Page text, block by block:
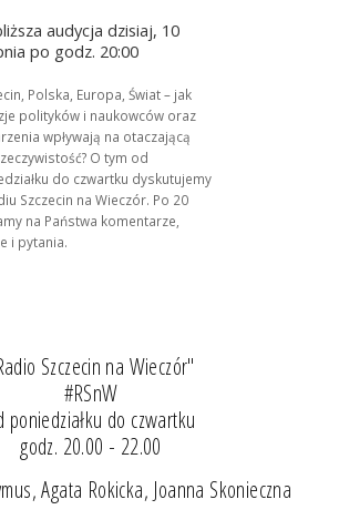
audycja dzisiaj, 10
po godz. 20:00
Polska, Europa, Świat – jak
polityków i naukowców oraz
wpływają na otaczającą
O tym od
do czwartku dyskutujemy
Szczecin na Wieczór. Po 20
na Państwa komentarze,
i pytania.
Szczecin na Wieczór"
#RSnW
poniedziałku do czwartku
godz. 20.00 - 22.00
Agata Rokicka, Joanna Skonieczna